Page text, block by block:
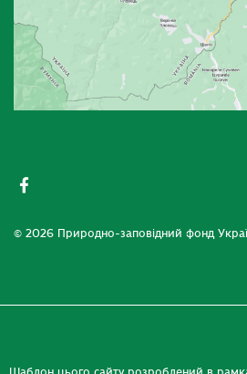
© 2026 Природно-заповідний фонд